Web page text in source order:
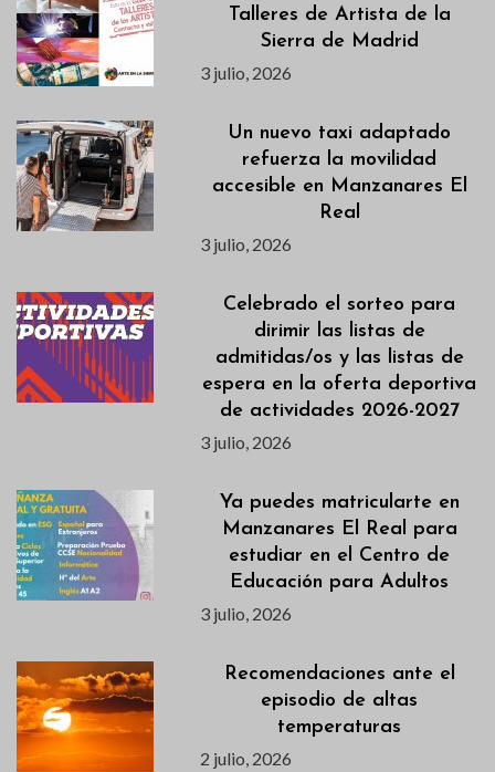
Talleres de Artista de la
Sierra de Madrid
3 julio, 2026
Un nuevo taxi adaptado
refuerza la movilidad
accesible en Manzanares El
Real
3 julio, 2026
Celebrado el sorteo para
dirimir las listas de
admitidas/os y las listas de
espera en la oferta deportiva
de actividades 2026-2027
3 julio, 2026
Ya puedes matricularte en
Manzanares El Real para
estudiar en el Centro de
Educación para Adultos
3 julio, 2026
Recomendaciones ante el
episodio de altas
temperaturas
2 julio, 2026